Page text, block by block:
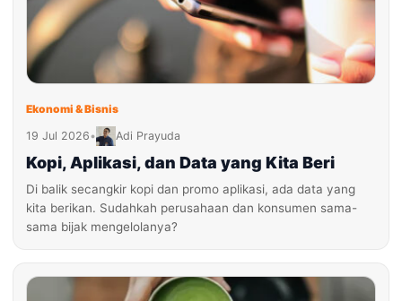
Ekonomi & Bisnis
19 Jul 2026• Adi Prayuda
Kopi, Aplikasi, dan Data yang Kita Beri
Di balik secangkir kopi dan promo aplikasi, ada data yang
kita berikan. Sudahkah perusahaan dan konsumen sama-
sama bijak mengelolanya?